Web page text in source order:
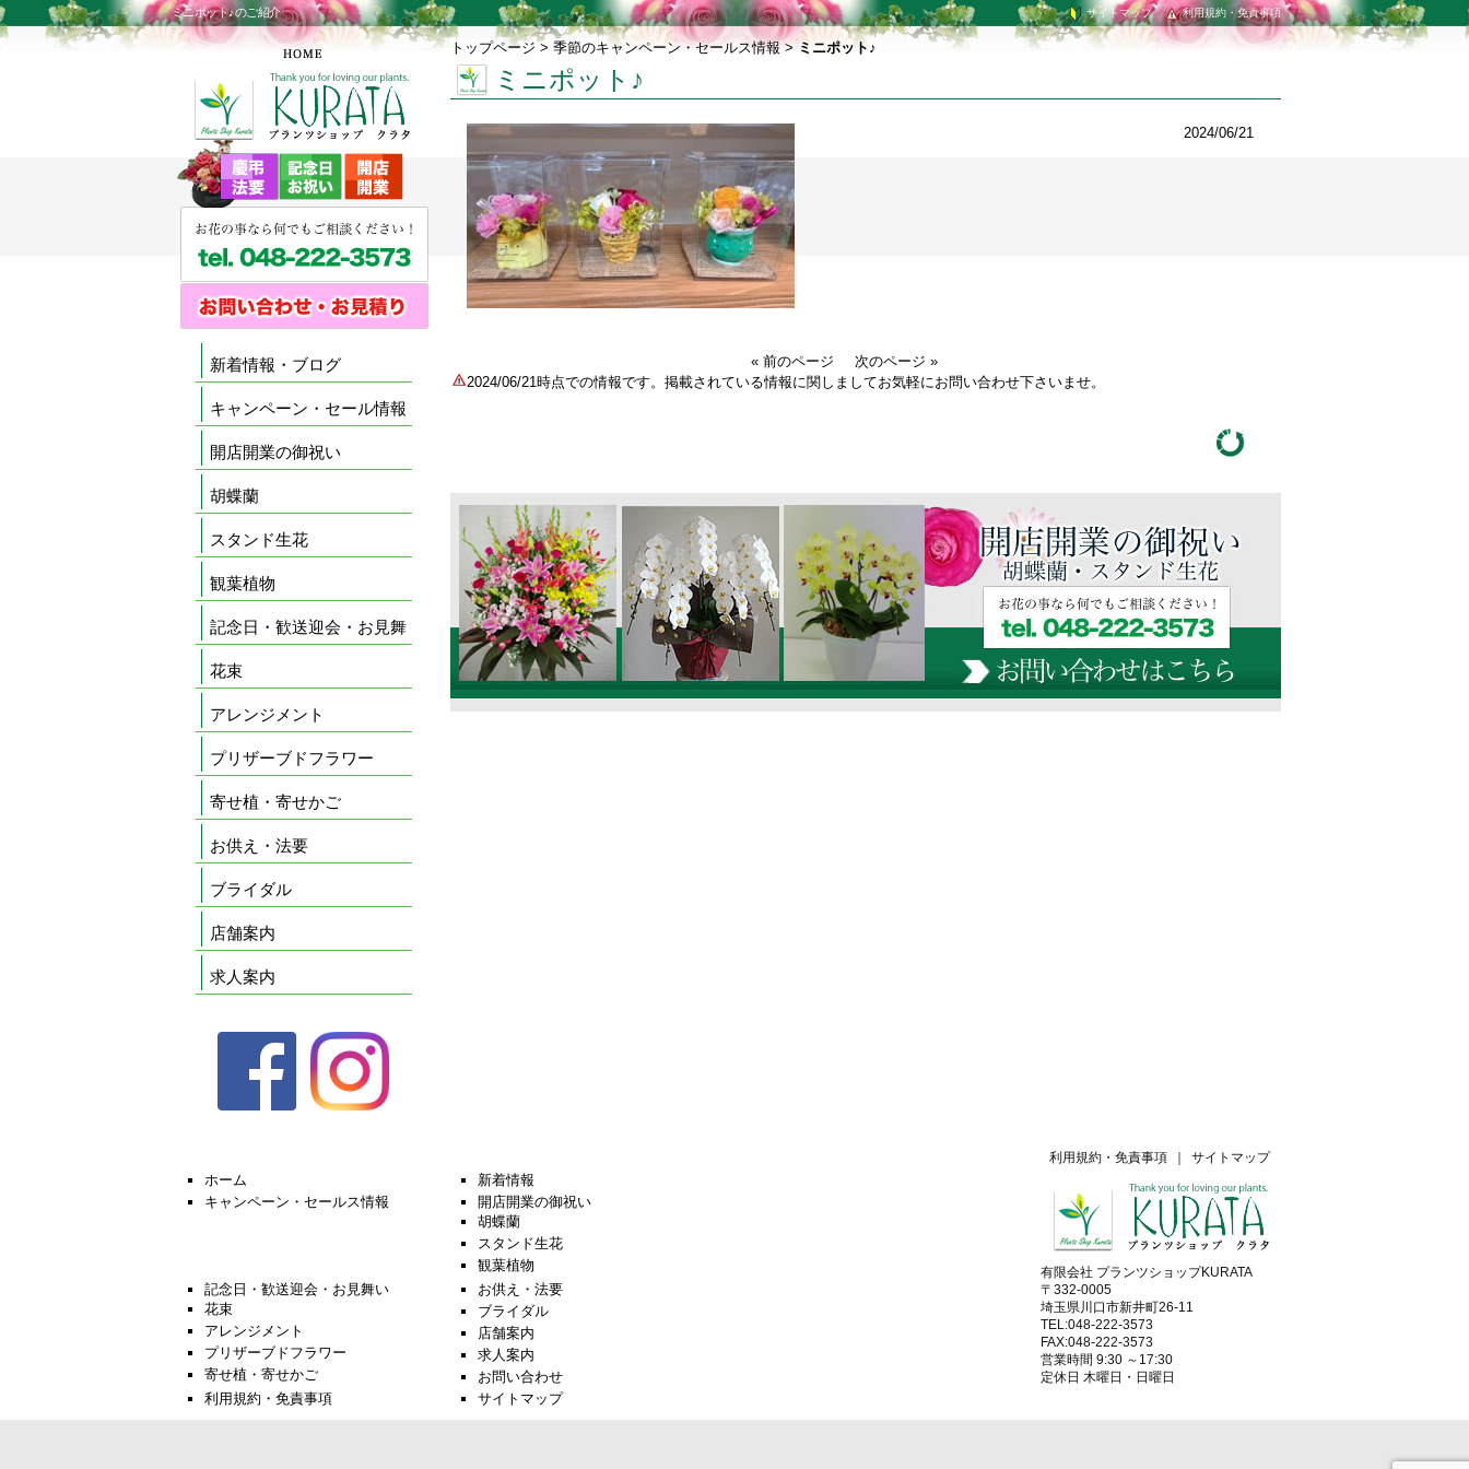
ミニポット♪のご紹介 利用規約・免責事項
サイトマップ
トップページ > 季節のキャンペーン・セールス情報>ミニポット♪
ミニポット♪
2024/06/21
« 前のページ
次のページ »
2024/06/21時点での情報です。掲載されている情報に関しましてお気軽にお問い合わせ下さいませ。
新着情報・ブログ
キャンペーン・セール情報
開店開業の御祝い
胡蝶蘭
スタンド生花
観葉植物
記念日・歓送迎会・お見舞
花束
アレンジメント
プリザーブドフラワー
寄せ植・寄せかご
お供え・法要
ブライダル
店舗案内
求人案内
ホーム
新着情報
キャンペーン・セールス情報
開店開業の御祝い
胡蝶蘭
スタンド生花
観葉植物
記念日・歓送迎会・お見舞い
花束
アレンジメント
プリザーブドフラワー
寄せ植・寄せかご
お供え・法要
ブライダル
店舗案内
求人案内
お問い合わせ
利用規約・免責事項
サイトマップ
サイトマップ
利用規約・免責事項
有限会社 プランツショップKURATA
〒332-0005
埼玉県川口市新井町26-11
TEL:048-222-3573
FAX:048-222-3573
営業時間 9:30 ～17:30
定休日 木曜日・日曜日